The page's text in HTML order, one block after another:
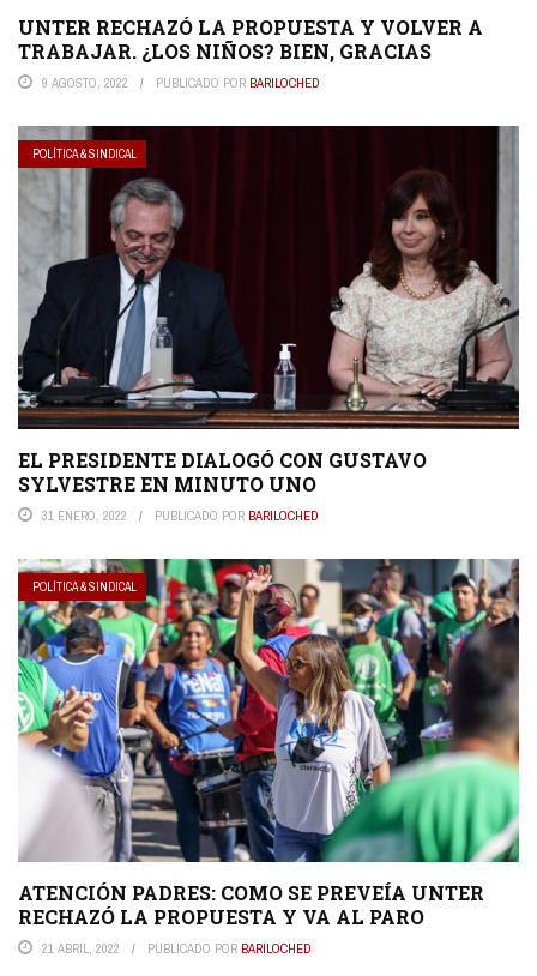
UNTER RECHAZÓ LA PROPUESTA Y VOLVER A
TRABAJAR. ¿LOS NIÑOS? BIEN, GRACIAS
9 AGOSTO, 2022 PUBLICADO POR BARILOCHED
POLÍTICA & SINDICAL
EL PRESIDENTE DIALOGÓ CON GUSTAVO
SYLVESTRE EN MINUTO UNO
31 ENERO, 2022 PUBLICADO POR BARILOCHED
POLÍTICA & SINDICAL
ATENCIÓN PADRES: COMO SE PREVEÍA UNTER
RECHAZÓ LA PROPUESTA Y VA AL PARO
21 ABRIL, 2022 PUBLICADO POR BARILOCHED